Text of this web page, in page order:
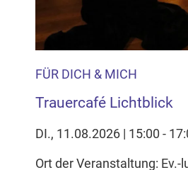
FÜR DICH & MICH
Trauercafé Lichtblick
DI., 11.08.2026 | 15:00 -
Ort der Veranstaltung: Ev.-